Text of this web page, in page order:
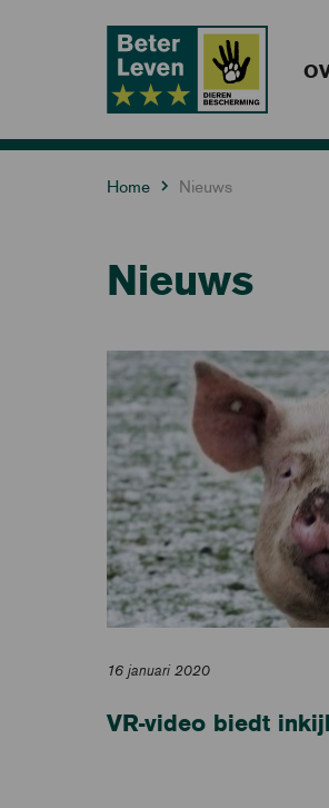
Home Nieuws
Nieuws
16 januari 2020
VR-video biedt